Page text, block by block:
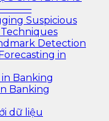
Suspicious
Detection
in
Banking
Banking
dữ liệu